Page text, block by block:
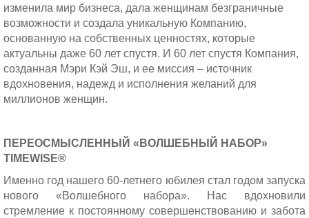
изменила мир бизнеса, дала женщинам безграничные
возможности и создала уникальную Компанию,
основанную на собственных ценностях, которые
актуальны даже 60 лет спустя. И 60 лет спустя Компания,
созданная Мэри Кэй Эш, и ее миссия – источник
вдохновения, надежд и исполнения желаний для
миллионов женщин.
ПЕРЕОСМЫСЛЕННЫЙ «ВОЛШЕБНЫЙ НАБОР»
TIMEWISE®
Именно год нашего 60-летнего юбилея стал годом запуска
нового «Волшебного набора». Нас вдохновили
стремление к постоянному совершенствованию и забота